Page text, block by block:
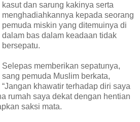
kasut dan sarung kakinya serta
menghadiahkannya kepada seorang
pemuda miskin yang ditemuinya di
dalam bas dalam keadaan tidak
bersepatu.
Selepas memberikan sepatunya,
sang pemuda Muslim berkata,
“Jangan khawatir terhadap diri saya
rumah saya dekat dengan hentian
saksi mata.